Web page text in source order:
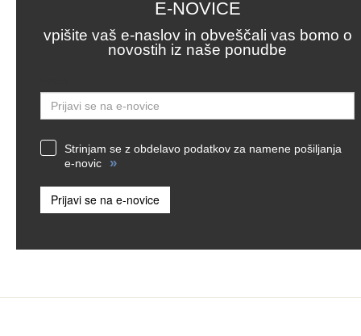
E-NOVICE
vpišite vaš e-naslov in obveščali vas bomo o
novostih iz naše ponudbe
Strinjam se z obdelavo podatkov za namene pošiljanja
e-novic
»
Prijavi se na e-novice